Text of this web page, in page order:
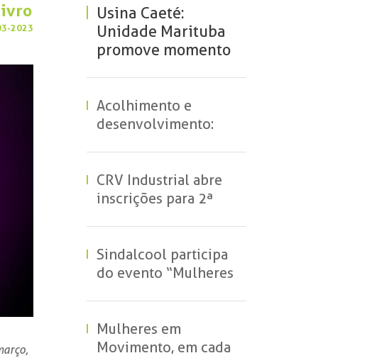
2023
Usina Caeté:
Unidade Marituba
promove momento
colaboradoras
Acolhimento e
desenvolvimento:
CRV Industrial abre
inscrições para 2ª
Condução” em
Capinópolis (MG)
Sindalcool participa
do evento “Mulheres
protagonismo
feminino na indústria
Mulheres em
Movimento, em cada